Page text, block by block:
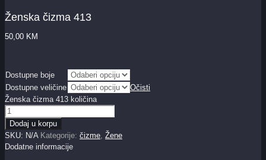
Ženska čizma 413
50,00 KM
Dostupne boje
Dostupne veličine
Očisti
Ženska čizma 413 količina
Dodaj u korpu
SKU: N/A Kategorije: čizme, Žene
Dodatne informacije